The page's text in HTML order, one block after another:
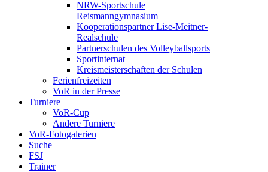
NRW-Sportschule
Reismanngymnasium
Kooperationspartner Lise-Meitner-
Realschule
Partnerschulen des Volleyballsports
Sportinternat
Kreismeisterschaften der Schulen
Ferienfreizeiten
VoR in der Presse
Turniere
VoR-Cup
Andere Turniere
VoR-Fotogalerien
Suche
FSJ
Trainer